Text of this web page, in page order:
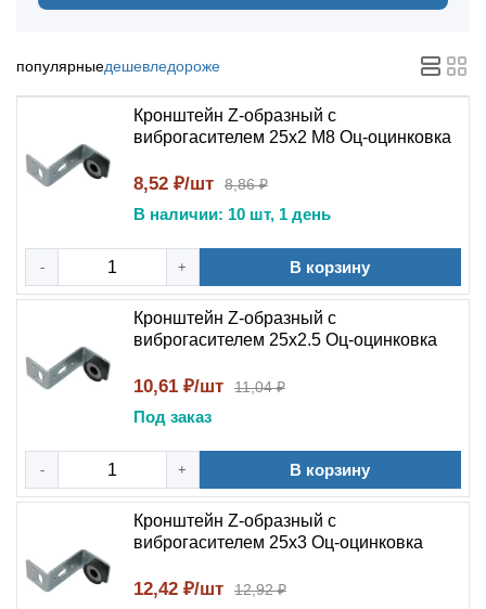
популярныедешевледороже
Кронштейн Z-образный с
виброгасителем 25x2 M8 Оц-оцинковка
8,52 ₽/шт 8,86 ₽
В наличии: 10 шт, 1 день
- + В корзину
Кронштейн Z-образный с
виброгасителем 25x2.5 Оц-оцинковка
10,61 ₽/шт 11,04 ₽
Под заказ
- + В корзину
Кронштейн Z-образный с
виброгасителем 25x3 Оц-оцинковка
12,42 ₽/шт 12,92 ₽